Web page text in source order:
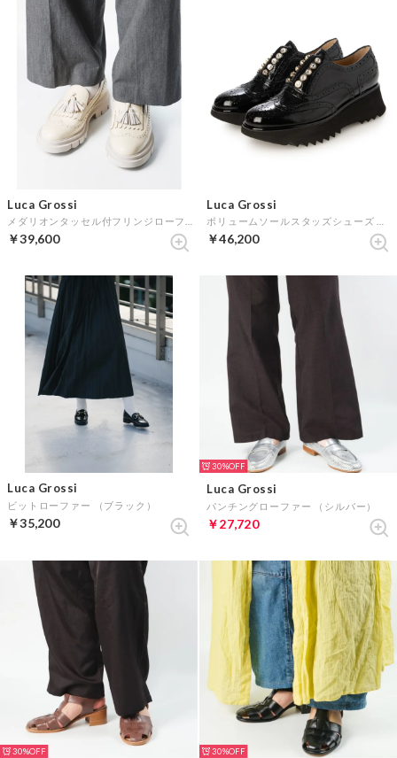
Luca Grossi
￥39,600
Luca Grossi
￥46,200
Luca Grossi
ビットローファー （ブラック）
￥35,200
30%
Luca Grossi
パンチングローファー （シルバー）
￥27,720
30% 30%